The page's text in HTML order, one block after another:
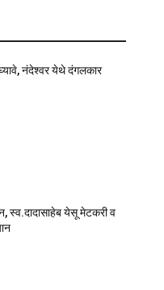
घ्यावे, नंदेश्वर येथे दंगलकार
स्व.दादासाहेब येसू मेटकरी व